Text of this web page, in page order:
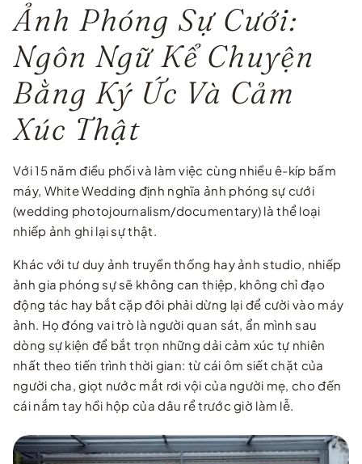
Ảnh Phóng Sự Cưới:
Ngôn Ngữ Kể Chuyện
Bằng Ký Ức Và Cảm
Xúc Thật
Với 15 năm điều phối và làm việc cùng nhiều ê-kíp bấm
máy, White Wedding định nghĩa ảnh phóng sự cưới
(wedding photojournalism/documentary) là thể loại
nhiếp ảnh ghi lại sự thật.
Khác với tư duy ảnh truyền thống hay ảnh studio, nhiếp
ảnh gia phóng sự sẽ không can thiệp, không chỉ đạo
động tác hay bắt cặp đôi phải dừng lại để cười vào máy
ảnh. Họ đóng vai trò là người quan sát, ẩn mình sau
dòng sự kiện để bắt trọn những dải cảm xúc tự nhiên
nhất theo tiến trình thời gian: từ cái ôm siết chặt của
người cha, giọt nước mắt rơi vội của người mẹ, cho đến
cái nắm tay hồi hộp của dâu rể trước giờ làm lễ.